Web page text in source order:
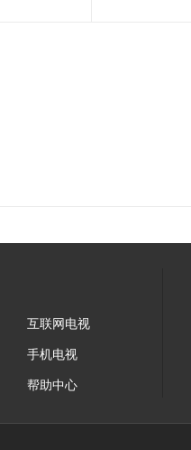
互联网电视
手机电视
帮助中心